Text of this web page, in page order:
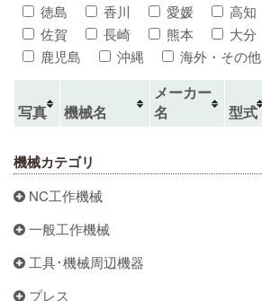
徳島
香川 愛媛 高知
佐賀
長崎 熊本 大分
鹿児島
沖縄 海外・その他
写真 機械名
メーカー
名
型式
機械カテゴリ
NC工作機械
一般工作機械
工具･機械周辺機器
プレス